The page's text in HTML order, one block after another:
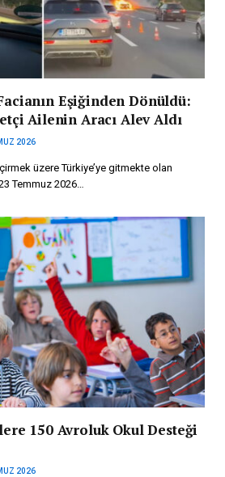
Eşiğinden Dönüldü:
Ailenin Aracı Alev Aldı
2026
üzere Türkiye’ye gitmekte olan
Temmuz 2026…
150 Avroluk Okul Desteği
2026